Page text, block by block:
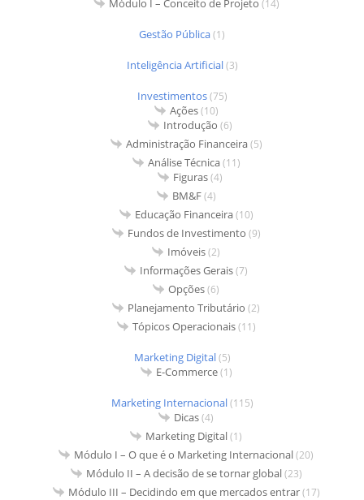
Módulo I – Conceito de Projeto (14)
Gestão Pública(1)
Inteligência Artificial(3)
Investimentos(75)
Ações(10)
Introdução (6)
Administração Financeira(5)
Análise Técnica(11)
Figuras(4)
BM&F(4)
Educação Financeira(10)
Fundos de Investimento (9)
Imóveis(2)
Informações Gerais(7)
Opções(6)
Planejamento Tributário (2)
Tópicos Operacionais(11)
Marketing Digital(5)
E-Commerce(1)
Marketing Internacional(115)
Dicas(4)
Marketing Digital(1)
Módulo I – O que é o Marketing Internacional(20)
Módulo II – A decisão de se tornar global(23)
Módulo III – Decidindo em que mercados entrar(17)